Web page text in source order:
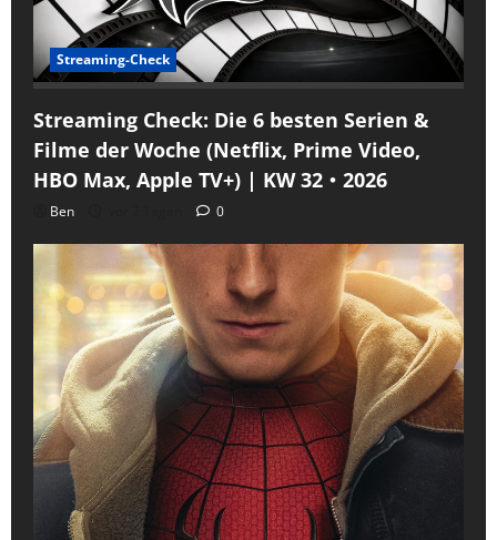
Streaming-Check
Streaming Check: Die 6 besten Serien &
Filme der Woche (Netflix, Prime Video,
HBO Max, Apple TV+) | KW 32・2026
Ben 0